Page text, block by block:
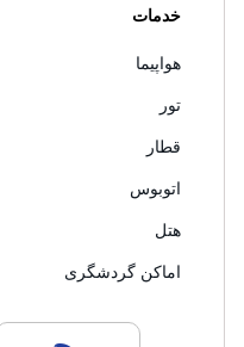
خدمات
هواپیما
تور
قطار
اتوبوس
هتل
اماکن گردشگری